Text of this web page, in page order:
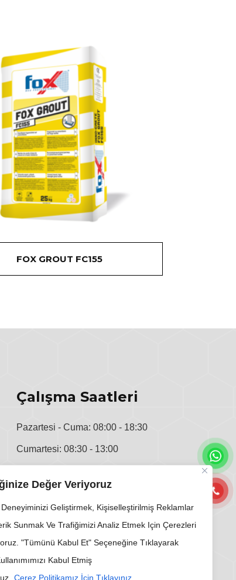
Değer Veriyoruz
Geliştirmek, Kişiselleştirilmiş Reklamlar
Sunmak Ve Trafiğimizi Analiz Etmek Için Çerezleri
"Tümünü Kabul Et" Seçeneğine Tıklayarak
Kabul Etmiş
Çerez Politikamız İçin Tıklayınız
FOX GROUT FC155
Çalışma Saatleri
Pazartesi - Cuma: 08:00 - 18:30
Cumartesi: 08:30 - 13:00